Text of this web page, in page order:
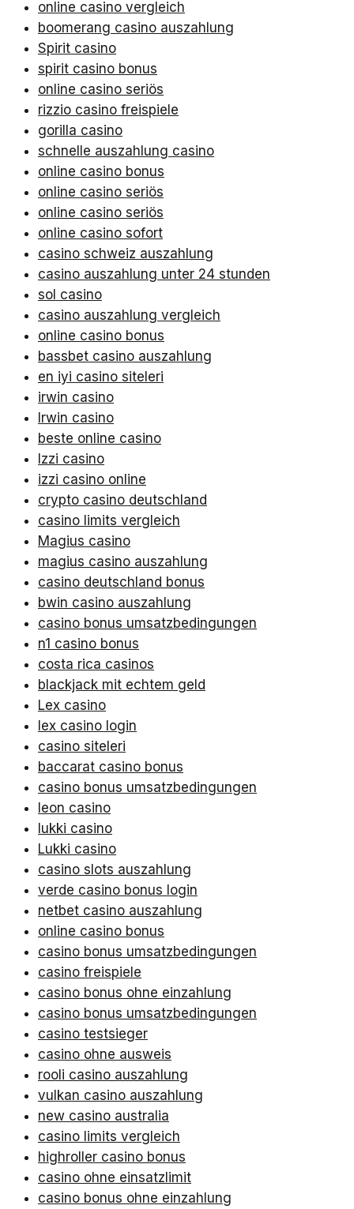
online casino vergleich
boomerang casino auszahlung
Spirit casino
spirit casino bonus
online casino seriös
rizzio casino freispiele
gorilla casino
schnelle auszahlung casino
online casino bonus
online casino seriös
online casino seriös
online casino sofort
casino schweiz auszahlung
casino auszahlung unter 24 stunden
sol casino
casino auszahlung vergleich
online casino bonus
bassbet casino auszahlung
en iyi casino siteleri
irwin casino
Irwin casino
beste online casino
Izzi casino
izzi casino online
crypto casino deutschland
casino limits vergleich
Magius casino
magius casino auszahlung
casino deutschland bonus
bwin casino auszahlung
casino bonus umsatzbedingungen
n1 casino bonus
costa rica casinos
blackjack mit echtem geld
Lex casino
lex casino login
casino siteleri
baccarat casino bonus
casino bonus umsatzbedingungen
leon casino
lukki casino
Lukki casino
casino slots auszahlung
verde casino bonus login
netbet casino auszahlung
online casino bonus
casino bonus umsatzbedingungen
casino freispiele
casino bonus ohne einzahlung
casino bonus umsatzbedingungen
casino testsieger
casino ohne ausweis
rooli casino auszahlung
vulkan casino auszahlung
new casino australia
casino limits vergleich
highroller casino bonus
casino ohne einsatzlimit
casino bonus ohne einzahlung